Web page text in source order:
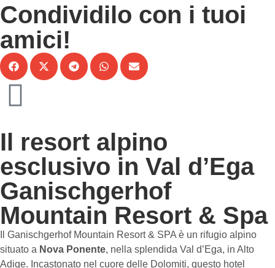
Condividilo con i tuoi
amici!
Il resort alpino
esclusivo in Val d’Ega
Ganischgerhof
Mountain Resort & Spa
Il Ganischgerhof Mountain Resort & SPA è un rifugio alpino
situato a Nova Ponente, nella splendida Val d’Ega, in Alto
Adige. Incastonato nel cuore delle Dolomiti, questo hotel